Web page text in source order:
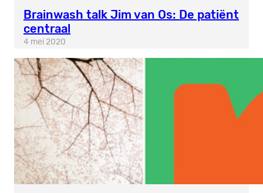
Brainwash talk Jim van Os: De patiënt
centraal
4 mei 2020